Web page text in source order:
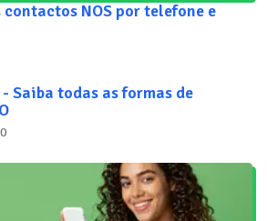
contactos NOS por telefone e
Saiba todas as formas de